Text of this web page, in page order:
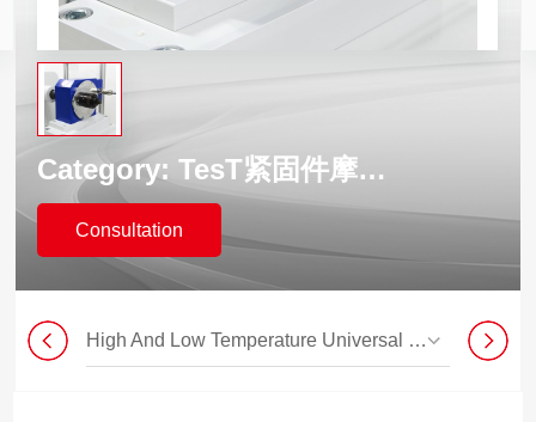
Category:TesT紧固件摩擦试验机
Consultation
High And Low Temperature Universal Testing Machine